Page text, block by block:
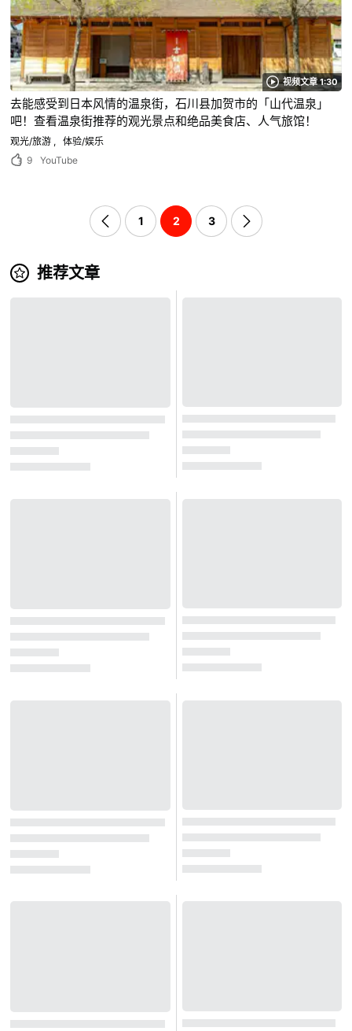
视频文章 1:30
去能感受到日本风情的温泉街，石川县加贺市的「山代温泉」
吧！查看温泉街推荐的观光景点和绝品美食店、人气旅馆！
观光/旅游
体验/娱乐
9
YouTube
1 2 3
推荐文章